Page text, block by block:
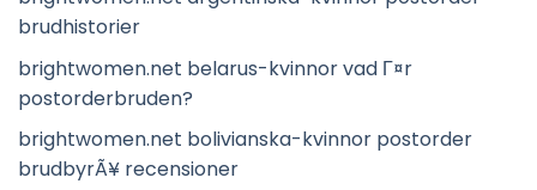
brudhistorier
brightwomen.net belarus-kvinnor vad Г¤r
postorderbruden?
brightwomen.net bolivianska-kvinnor postorder
brudbyrÃ¥ recensioner